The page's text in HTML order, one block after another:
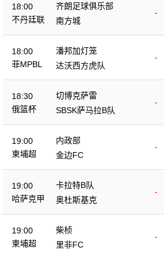
18:00
不丹廷联
齐朗足球俱乐部
-
南方城
18:00
菲MPBL
潘邦加灯笼
-
达沃西方虎队
18:30
俄篮杯
切博克萨雷
-
SBSK萨马拉B队
19:00
柬埔超
内政部
-
金边FC
19:00
哈萨克甲
卡拉特B队
-
奥杜斯基克
19:00
柬埔超
柴桢
-
里非FC